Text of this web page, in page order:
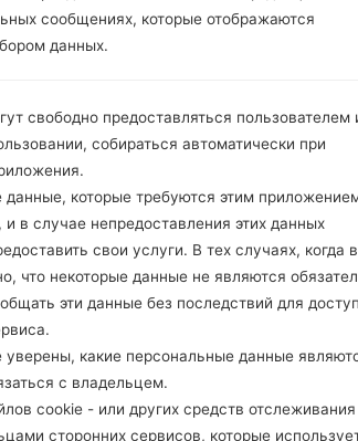
НАЛИЧИЕ RECAPTCHA
сообщениях, которые отображаются
данных.
свободно предоставляться пользователем
собираться автоматически при
данные, которые требуются этим
в случае непредоставления этих данных
свои услуги. В тех случаях, когда
что некоторые данные не являются
эти данные без последствий для
уверены, какие персональные данные
с владельцем.
cookie - или других средств
сторонних сервисов, которые